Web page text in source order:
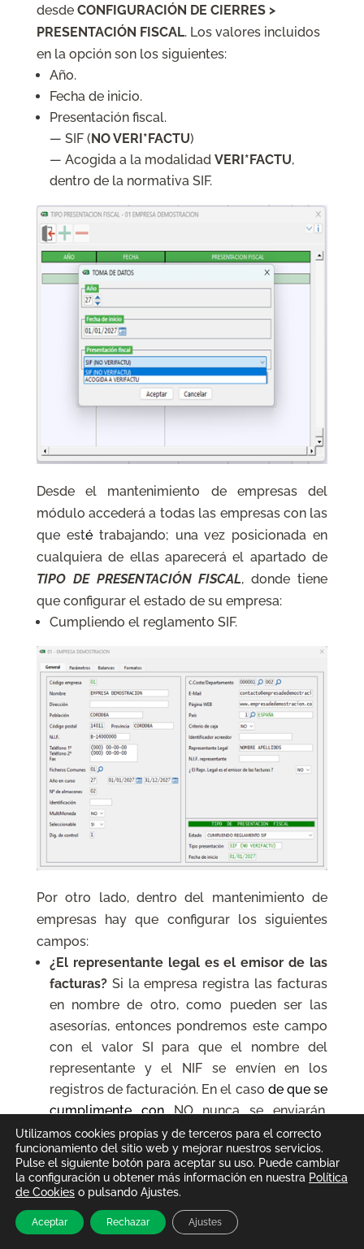
desde CONFIGURACIÓN DE CIERRES >
PRESENTACIÓN FISCAL. Los valores incluidos
en la opción son los siguientes:
Año.
Fecha de inicio.
Presentación fiscal.
— SIF (NO VERI*FACTU)
— Acogida a la modalidad VERI*FACTU,
dentro de la normativa SIF.
Desde el mantenimiento de empresas del
módulo accederá a todas las empresas con las
que estétrabajando; una vez posicionada en
cualquiera de ellas aparecerá el apartado de
TIPO DE PRESENTACIÓN FISCAL, donde tiene
que configurar el estado de su empresa:
Cumpliendo el reglamento SIF.
Por otro lado, dentro del mantenimiento de
empresas hay que configurar los siguientes
campos:
¿El representante legal es el emisor de las
facturas?Si la empresa registra las facturas
en nombre de otro, como pueden ser las
asesorías, entonces pondremos este campo
con el valor SI para que el nombre del
representante y el NIF se envíen en los
registros de facturación. En el caso de que se
cumplimente con NO nunca se enviarán,
aunque estén rellenos.
Utilizamos cookies propias y de terceros para el correcto
funcionamiento del sitio web y mejorar nuestros servicios.
Pulse el siguiente botón para aceptar su uso. Puede cambiar
la configuración u obtener más información en nuestra Política
de Cookies o pulsando Ajustes.
Aceptar Rechazar Ajustes